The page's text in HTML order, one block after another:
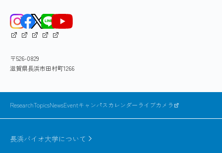
〒526-0829
滋賀県長浜市田村町1266
ResearchTopicsNewsEventキャンパスカレンダーライブカメラ
長浜バイオ大学について